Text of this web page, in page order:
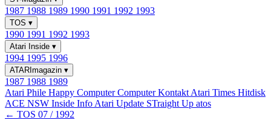
1987 1988 1989 1990 1991 1992 1993
TOS ▾
1990 1991 1992 1993
Atari Inside ▾
1994 1995 1996
ATARImagazin ▾
1987 1988 1989
Atari Phile Happy ComputerComputer Kontakt Atari Times Hitdisk
ACE NSW Inside Info Atari Update STraight Up atos
← TOS 07 / 1992